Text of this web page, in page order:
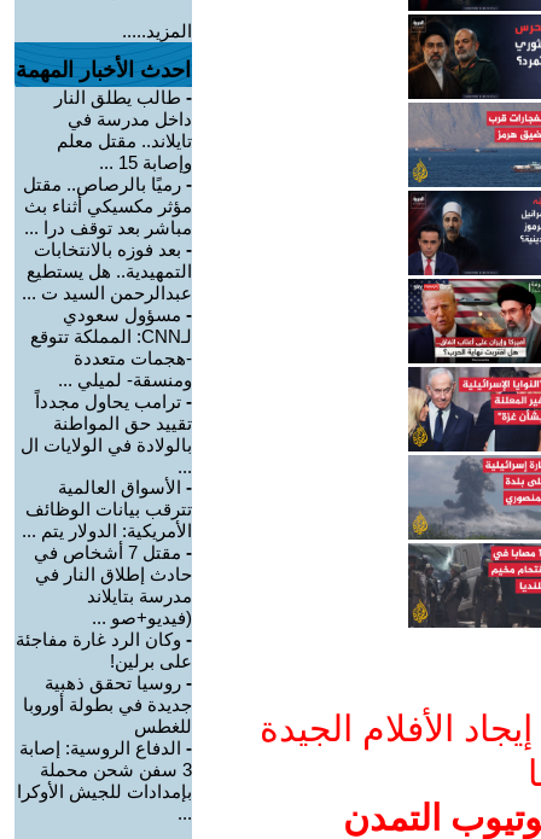
الأفلام الجيدة
التمدن
المزيد.....
احدث الأخبار المهمة
- طالب يطلق النار
داخل مدرسة في
تايلاند.. مقتل معلم
وإصابة 15 ...
- رميًا بالرصاص.. مقتل
مؤثر مكسيكي أثناء بث
مباشر بعد توقف درا ...
- بعد فوزه بالانتخابات
التمهيدية.. هل يستطيع
عبدالرحمن السيد ت ...
- مسؤول سعودي
لـCNN: المملكة تتوقع
-هجمات متعددة
ومنسقة- لميلي ...
- ترامب يحاول مجدداً
تقييد حق المواطنة
بالولادة في الولايات ال
...
- الأسواق العالمية
تترقب بيانات الوظائف
الأمريكية: الدولار يتم ...
-
مقتل 7 أشخاص في
حادث إطلاق النار في
مدرسة بتايلاند
(فيديو+صو ...
- وكان الرد غارة مفاجئة
على برلين!
- روسيا تحقق ذهبية
جديدة في بطولة أوروبا
للغطس
- الدفاع الروسية: إصابة
3 سفن شحن محملة
بإمدادات للجيش الأوكرا
...